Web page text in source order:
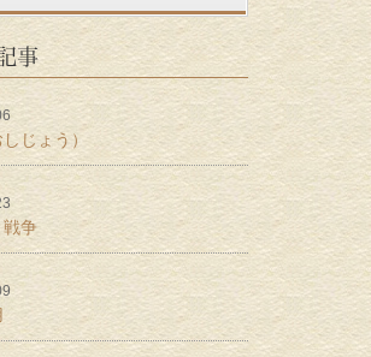
事
じょう）
戦争